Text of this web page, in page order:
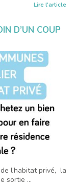
Lire l'article
D’UN COUP
l’habitat privé, la
sortie ...